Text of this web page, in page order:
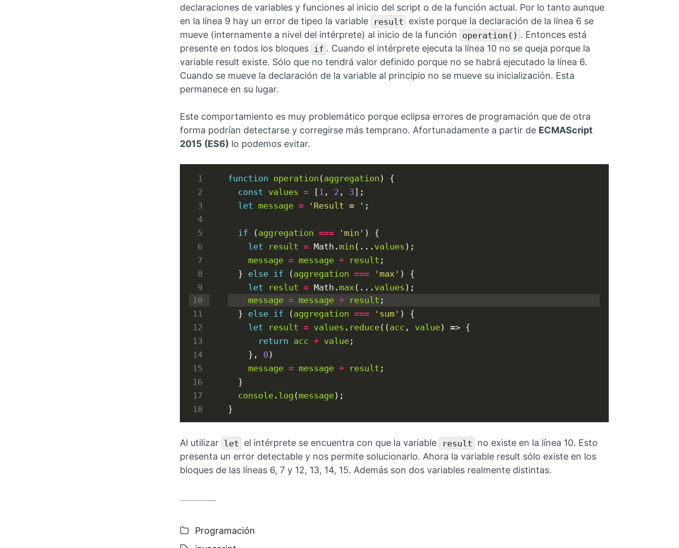
declaraciones de variables y funciones al inicio del script o de la función actual. Por lo tanto aunque
en la línea 9 hay un error de tipeo la variable
result existe porque la declaración de la línea 6 se
mueve (internamente a nivel del intérprete) al inicio de la función operation() . Entonces está
presente en todos los bloques if . Cuando el intérprete ejecuta la línea 10 no se queja porque la
variable result existe. Sólo que no tendrá valor definido porque no se habrá ejecutado la línea 6.
Cuando se mueve la declaración de la variable al principio no se mueve su inicialización. Esta
permanece en su lugar.
Este comportamiento es muy problemático porque eclipsa errores de programación que de otra
forma podrían detectarse y corregirse más temprano. Afortunadamente a partir de ECMAScript
2015 (ES6) lo podemos evitar.
4
14
function operation ( aggregation ) {
const values = [ 1 , 2 , 3];
let message = 'Result = ' ;
if ( aggregation === 'min' ) {
let
result = Math. min (... values );
message = message + result ;
  }
else if ( aggregation === 'max' ) {
let
reslut = Math. max (... values
message = message + result
  }
else if ( aggregation === 'sum' ) {
let
result = values . reduce(( acc , value) => {
return acc + value ;
    },
0 )
message = message + result ;
  }
console . log ( message);
}
Al utilizar let el intérprete se encuentra con que la variable result no existe en la línea 10. Esto
presenta un error detectable y nos permite solucionarlo. Ahora la variable result sólo existe en los
bloques de las líneas 6, 7 y 12, 13, 14, 15. Además son dos variables realmente distintas.
Categorías:
Programación